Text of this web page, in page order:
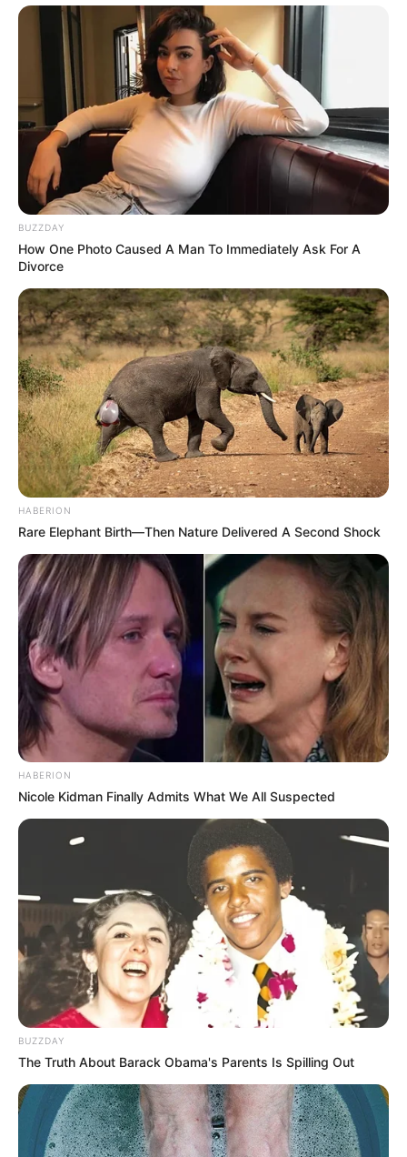
BUZZDAY
How One Photo Caused A Man To Immediately Ask For A
Divorce
HABERION
Rare Elephant Birth—Then Nature Delivered A Second Shock
HABERION
Nicole Kidman Finally Admits What We All Suspected
BUZZDAY
The Truth About Barack Obama's Parents Is Spilling Out